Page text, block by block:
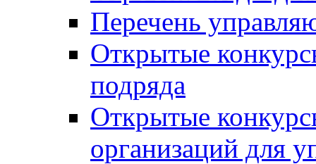
Перечень
Открытые
подряда
Открытые
организаций для